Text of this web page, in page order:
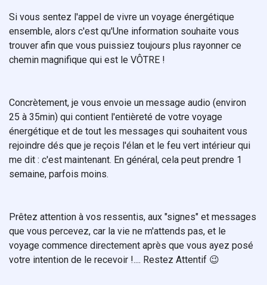
Si vous sentez l'appel de vivre un voyage énergétique
ensemble, alors c'est qu'Une information souhaite vous
trouver afin que vous puissiez toujours plus rayonner ce
chemin magnifique qui est le VÔTRE !
Concrètement, je vous envoie un message audio (environ
25 à 35min) qui contient l'entièreté de votre voyage
énergétique et de tout les messages qui souhaitent vous
rejoindre dés que je reçois l'élan et le feu vert intérieur qui
me dit : c'est maintenant. En général, cela peut prendre 1
semaine, parfois moins.
Prêtez attention à vos ressentis, aux "signes" et messages
que vous percevez, car la vie ne m'attends pas, et le
voyage commence directement après que vous ayez posé
votre intention de le recevoir !.... Restez Attentif 😉